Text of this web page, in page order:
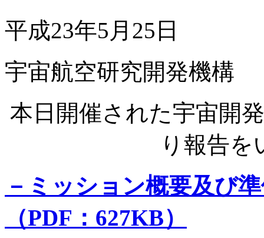
平成23年5月25日
宇宙航空研究開発機構
本日開催された宇宙開
り報告を
－ミッション概要及び
（PDF：627KB）